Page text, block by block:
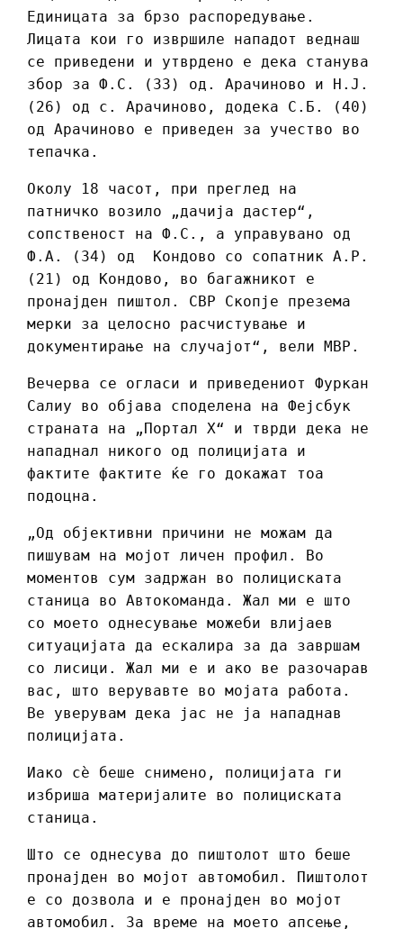
Единицата за брзо распоредување.
Лицата кои го извршиле нападот веднаш
се приведени и утврдено е дека станува
збор за Ф.С. (33) од. Арачиново и Н.Ј.
(26) од с. Арачиново, додека С.Б. (40)
од Арачиново е приведен за учество во
тепачка.
Околу 18 часот, при преглед на
патничко возило „дачија дастер“,
сопственост на Ф.С., а управувано од
Ф.А. (34) од Кондово со сопатник А.Р.
(21) од Кондово, во багажникот е
пронајден пиштол. СВР Скопје презема
мерки за целосно расчистување и
документирање на случајот“, вели МВР.
Вечерва се огласи и приведениот Фуркан
Салиу во објава споделена на Фејсбук
страната на „Портал X“ и тврди дека не
нападнал никого од полицијата и
фактите фактите ќе го докажат тоа
подоцна.
„Од објективни причини не можам да
пишувам на мојот личен профил. Во
моментов сум задржан во полициската
станица во Автокоманда. Жал ми е што
со моето однесување можеби влијаев
ситуацијата да ескалира за да завршам
со лисици. Жал ми е и ако ве разочарав
вас, што верувавте во мојата работа.
Ве уверувам дека јас не ја нападнав
полицијата.
Иако сѐ беше снимено, полицијата ги
избриша материјалите во полициската
станица.
Што се однесува до пиштолот што беше
пронајден во мојот автомобил. Пиштолот
е со дозвола и е пронајден во мојот
автомобил. За време на моето апсење,